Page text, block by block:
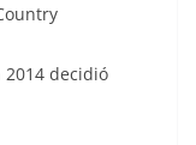
2014 decidió